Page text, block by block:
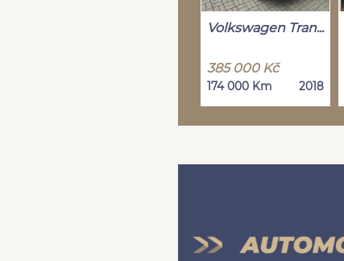
Volkswagen Tran...
385 000 Kč
174 000 Km 2018